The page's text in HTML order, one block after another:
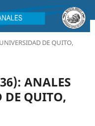
DE QUITO,
ANALES
DE QUITO,